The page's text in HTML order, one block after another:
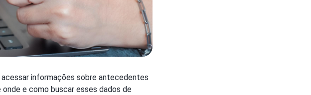
informações sobre antecedentes
e como buscar esses dados de